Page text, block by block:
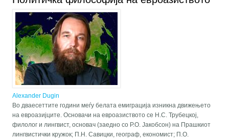
Alexander Dugin
Во дваесеттите години меѓу белата емиграција изникна движењето
на евроазијците. Основачи на евроазиството се Н.С. Трубецкој,
филолог и лингвист, основач (заедно со Р.О. Јакобсон) на Прашкиот
лингвистички кружок; П.Н. Савицки, географ, економист; П.О.